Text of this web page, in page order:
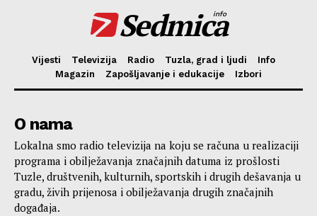
Sedmica
info
Vijesti Televizija Radio Tuzla, grad i ljudi
Info
Magazin
Zapošljavanje i edukacije Izbori
O nama
Lokalna smo radio televizija na koju se računa u realizaciji
programa i obilježavanja značajnih datuma iz prošlosti
Tuzle, društvenih, kulturnih, sportskih i drugih dešavanja u
gradu, živih prijenosa i obilježavanja drugih značajnih
događaja.